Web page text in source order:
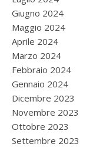
Giugno 2024
Maggio 2024
Aprile 2024
Marzo 2024
Febbraio 2024
Gennaio 2024
Dicembre 2023
Novembre 2023
Ottobre 2023
Settembre 2023